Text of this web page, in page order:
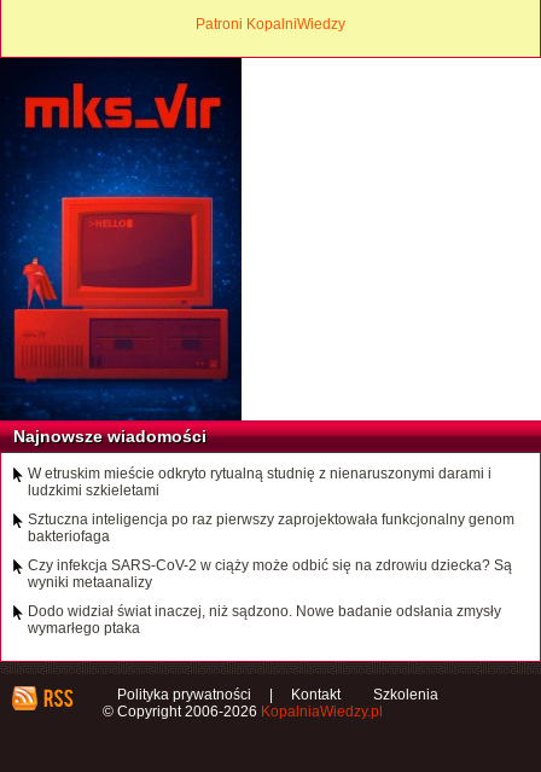
Patroni KopalniWiedzy
Najnowsze wiadomości
W etruskim mieście odkryto rytualną studnię z nienaruszonymi darami i
ludzkimi szkieletami
Sztuczna inteligencja po raz pierwszy zaprojektowała funkcjonalny genom
bakteriofaga
Czy infekcja SARS-CoV-2 w ciąży może odbić się na zdrowiu dziecka? Są
wyniki metaanalizy
Dodo widział świat inaczej, niż sądzono. Nowe badanie odsłania zmysły
wymarłego ptaka
Polityka prywatności | Kontakt
Szkolenia
© Copyright 2006-2026 KopalniaWiedzy.pl